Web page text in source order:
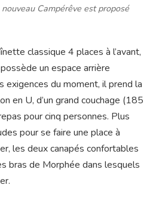
Campérêve est proposé
classique 4 places à l’avant,
un espace arrière
exigences du moment, il prend la
en U, d’un grand couchage (185
pour cinq personnes. Plus
pour se faire une place à
les deux canapés confortables
bras de Morphée dans lesquels